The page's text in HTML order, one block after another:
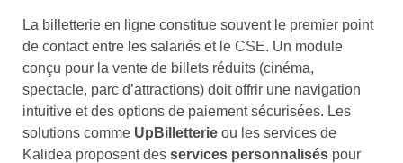
La billetterie en ligne constitue souvent le premier point
de contact entre les salariés et le CSE. Un module
conçu pour la vente de billets réduits (cinéma,
spectacle, parc d’attractions) doit offrir une navigation
intuitive et des options de paiement sécurisées. Les
solutions comme UpBilletterie ou les services de
Kalidea proposent des services personnalisés pour